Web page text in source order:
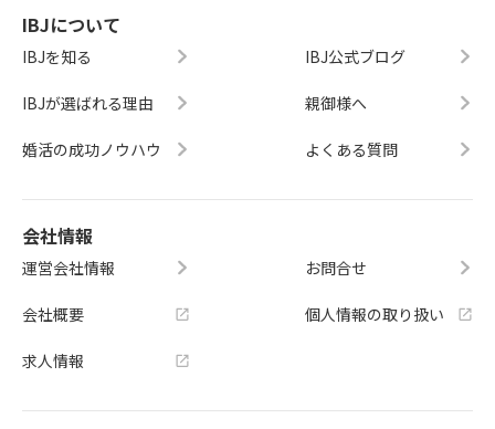
IBJについて
IBJを知る
IBJが選ばれる理由
婚活の成功ノウハウ
IBJ公式ブログ
親御様へ
よくある質問
会社情報
運営会社情報
会社概要
求人情報
お問合せ
個人情報の取り扱い